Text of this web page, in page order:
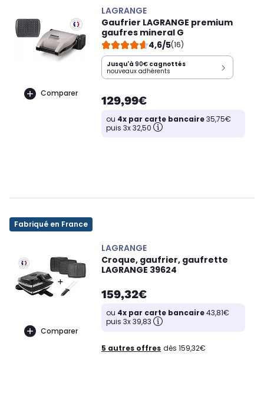
Comparer
LAGRANGE
Gaufrier LAGRANGE premium
gaufres mineral G
4,6/5(16)
Jusqu'à 90€ cagnottés
nouveaux adhérents
129,99€
ou 4x par carte bancaire35,75€
puis 3x 32,50
Fabriqué en France
Comparer
LAGRANGE
Croque, gaufrier, gaufrette
LAGRANGE 39624
159,32€
ou 4x par carte bancaire43,81€
puis 3x 39,83
5 autres offres dès 159,32€